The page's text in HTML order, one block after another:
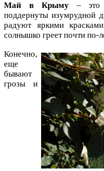
Май в Крыму– это
поддернуты изумрудной
радуют яркими
солнышко греет почти по-
Конечно,
еще
бывают
грозы и